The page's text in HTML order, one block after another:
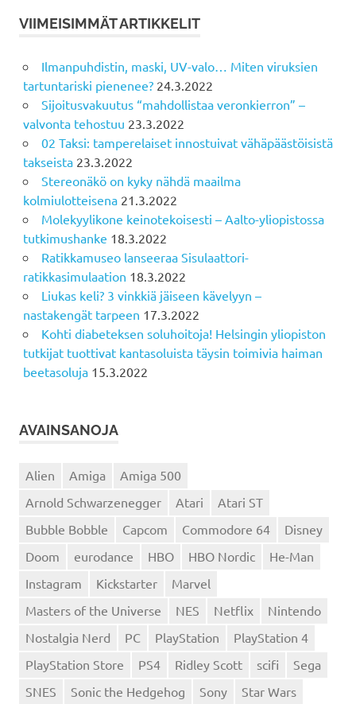
VIIMEISIMMÄT ARTIKKELIT
Ilmanpuhdistin, maski, UV-valo… Miten viruksien
tartuntariski pienenee? 24.3.2022
Sijoitusvakuutus “mahdollistaa veronkierron” –
valvonta tehostuu 23.3.2022
02 Taksi: tamperelaiset innostuivat vähäpäästöisistä
takseista 23.3.2022
Stereonäkö on kyky nähdä maailma
kolmiulotteisena 21.3.2022
Molekyylikone keinotekoisesti – Aalto-yliopistossa
tutkimushanke 18.3.2022
Ratikkamuseo lanseeraa Sisulaattori-
ratikkasimulaation 18.3.2022
Liukas keli? 3 vinkkiä jäiseen kävelyyn –
nastakengät tarpeen 17.3.2022
Kohti diabeteksen soluhoitoja! Helsingin yliopiston
tutkijat tuottivat kantasoluista täysin toimivia haiman
beetasoluja 15.3.2022
AVAINSANOJA
Alien Amiga
Amiga 500
Arnold Schwarzenegger
Atari
Atari ST
Bubble Bobble
Capcom Commodore 64
Disney
Doom
eurodance HBO HBO Nordic
He-Man
Instagram
Kickstarter
Marvel
Masters of the Universe
NES Netflix
Nintendo
Nostalgia Nerd
PC PlayStation
PlayStation 4
PlayStation Store
PS4 Ridley Scott scifi
Sega
SNES
Sonic the Hedgehog Sony Star Wars